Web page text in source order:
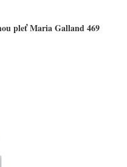
pleť Maria Galland 469